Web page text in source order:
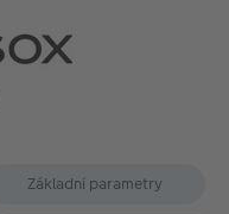
Základní parametry